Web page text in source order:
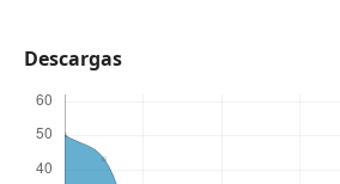
Descargas